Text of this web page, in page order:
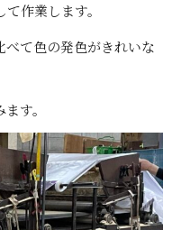
作業します。
て色の発色がきれいな
す。